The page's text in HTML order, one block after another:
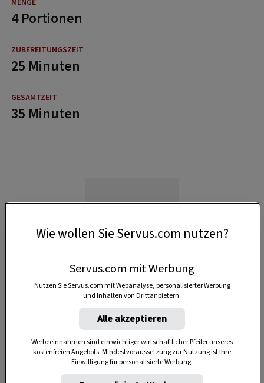
4 Portionen
25 Minuten
35 Minuten
Anzeige
Wie wollen Sie Servus.com nutzen?
Servus.com mit Werbung
Nutzen Sie Servus.com mit Webanalyse, personalisierter Werbung
und Inhalten von Drittanbietern.
Alle akzeptieren
Werbeeinnahmen sind ein wichtiger wirtschaftlicher Pfeiler unseres
kostenfreien Angebots. Mindestvoraussetzung zur Nutzung ist Ihre
Einwilligung für personalisierte Werbung.